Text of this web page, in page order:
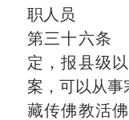
职人员
第三十六条
定，报县级
案，可以从事
藏传佛教活